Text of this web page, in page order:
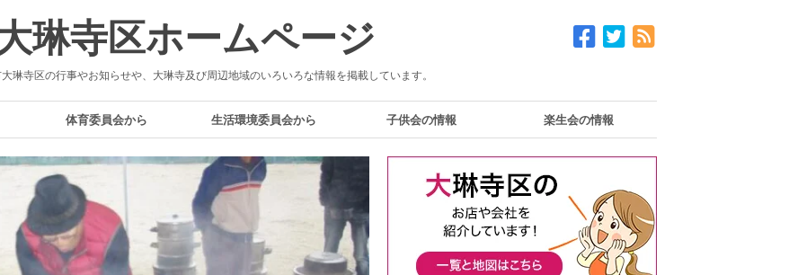
琳寺区ホームページ
琳寺区の行事やお知らせや、大琳寺及び周辺地域のいろいろな情報を掲載しています。
体育委員会から 生活環境委員会から 子供会の情報 楽生会の情報